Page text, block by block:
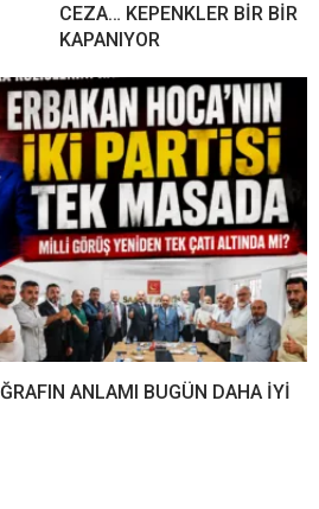
CEZA… KEPENKLER BİR BİR
KAPANIYOR
ANLAMI BUGÜN DAHA İYİ